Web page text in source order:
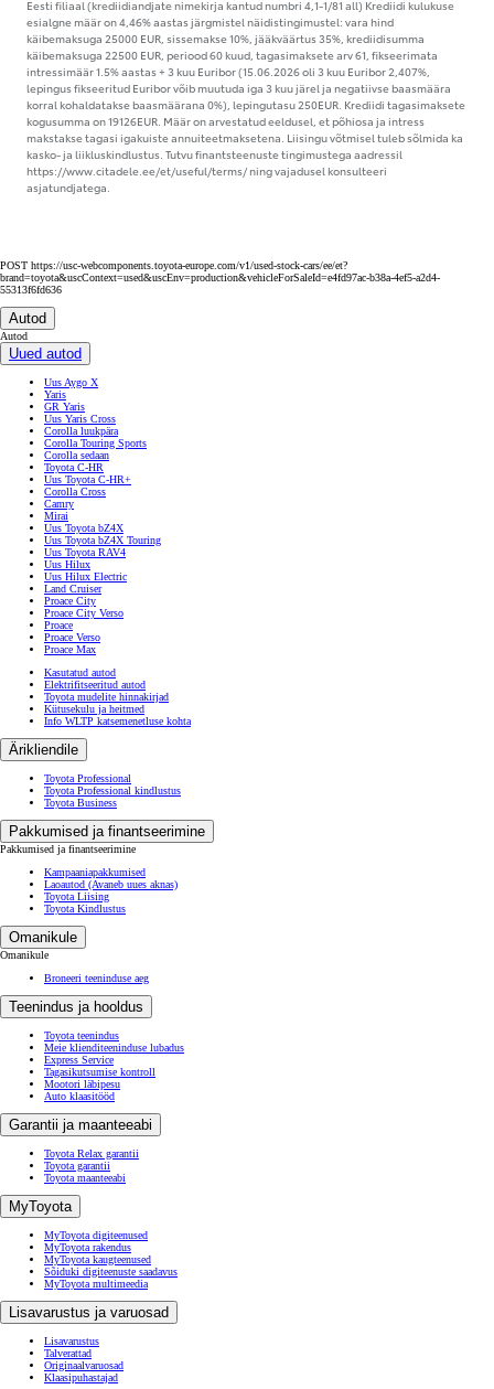
Eesti filiaal (krediidiandjate nimekirja kantud numbri 4,1-1/81 all) Krediidi kulukuse
esialgne määr on 4,46% aastas järgmistel näidistingimustel: vara hind
käibemaksuga 25000 EUR, sissemakse 10%, jääkväärtus 35%, krediidisumma
käibemaksuga 22500 EUR, periood 60 kuud, tagasimaksete arv 61, fikseerimata
intressimäär 1.5% aastas + 3 kuu Euribor (15.06.2026 oli 3 kuu Euribor 2,407%,
lepingus fikseeritud Euribor võib muutuda iga 3 kuu järel ja negatiivse baasmäära
korral kohaldatakse baasmäärana 0%), lepingutasu 250EUR. Krediidi tagasimaksete
kogusumma on 19126EUR. Määr on arvestatud eeldusel, et põhiosa ja intress
makstakse tagasi igakuiste annuiteetmaksetena. Liisingu võtmisel tuleb sõlmida ka
kasko- ja liikluskindlustus. Tutvu finantsteenuste tingimustega aadressil
https://www.citadele.ee/et/useful/terms/ ning vajadusel konsulteeri
asjatundjatega.
POST https://usc-webcomponents.toyota-europe.com/v1/used-stock-cars/ee/et?
brand=toyota&uscContext=used&uscEnv=production&vehicleForSaleId=e4fd97ac-b38a-4ef5-a2d4-
55313f6fd636
Autod
Autod
Uued autod
Uus Aygo X
Yaris
GR Yaris
Uus Yaris Cross
Corolla luukpära
Corolla Touring Sports
Corolla sedaan
Toyota C-HR
Uus Toyota C-HR+
Corolla Cross
Camry
Mirai
Uus Toyota bZ4X
Uus Toyota bZ4X Touring
Uus Toyota RAV4
Uus Hilux
Uus Hilux Electric
Land Cruiser
Proace City
Proace City Verso
Proace
Proace Verso
Proace Max
Kasutatud autod
Elektrifitseeritud autod
Toyota mudelite hinnakirjad
Kütusekulu ja heitmed
Info WLTP katsemenetluse kohta
Ärikliendile
Toyota Professional
Toyota Professional kindlustus
Toyota Business
Pakkumised ja finantseerimine
Pakkumised ja finantseerimine
Kampaaniapakkumised
Laoautod (Avaneb uues aknas)
Toyota Liising
Toyota Kindlustus
Omanikule
Omanikule
Broneeri teeninduse aeg
Teenindus ja hooldus
Toyota teenindus
Meie klienditeeninduse lubadus
Express Service
Tagasikutsumise kontroll
Mootori läbipesu
Auto klaasitööd
Garantii ja maanteeabi
Toyota Relax garantii
Toyota garantii
Toyota maanteeabi
MyToyota
MyToyota digiteenused
MyToyota rakendus
MyToyota kaugteenused
Sõiduki digiteenuste saadavus
MyToyota multimeedia
Lisavarustus ja varuosad
Lisavarustus
Talverattad
Originaalvaruosad
Klaasipuhastajad